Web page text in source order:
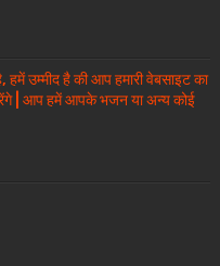
हमें उम्मीद है की आप हमारी वेबसाइट का
| आप हमें आपके भजन या अन्य कोई